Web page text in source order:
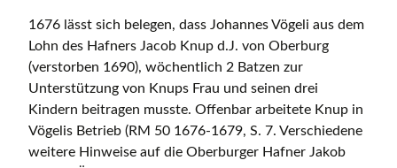
1676 lässt sich belegen, dass Johannes Vögeli aus dem
Lohn des Hafners Jacob Knup d.J. von Oberburg
(verstorben 1690), wöchentlich 2 Batzen zur
Unterstützung von Knups Frau und seinen drei
Kindern beitragen musste. Offenbar arbeitete Knup in
Vögelis Betrieb (RM 50 1676-1679, S. 7. Verschiedene
weitere Hinweise auf die Oberburger Hafner Jakob